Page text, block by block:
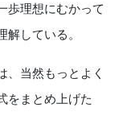
歩理想にむかって
している。
当然もっとよく
をまとめ上げた